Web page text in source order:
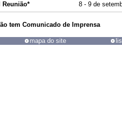
I Reunião*
8 - 9 de
tem Comunicado de Imprensa
mapa do site